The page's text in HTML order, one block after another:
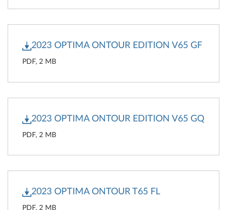
2023 OPTIMA ONTOUR EDITION V65 GF
PDF, 2 MB
2023 OPTIMA ONTOUR EDITION V65 GQ
PDF, 2 MB
2023 OPTIMA ONTOUR T65 FL
PDF, 2 MB